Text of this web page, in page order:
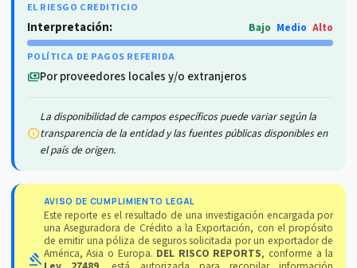
EL RIESGO CREDITICIO
Interpretación: Bajo Medio Alto
POLÍTICA DE PAGOS REFERIDA
paymentsPor proveedores locales y/o extranjeros
info
La disponibilidad de campos específicos puede variar según la
transparencia de la entidad y las fuentes públicas disponibles en
el país de origen.
gavel
AVISO DE CUMPLIMIENTO LEGAL
Este reporte es el resultado de una investigación encargada por
una Aseguradora de Crédito a la Exportación, con el propósito
de emitir una póliza de seguros solicitada por un exportador de
América, Asia o Europa. DEL RISCO REPORTS, conforme a la